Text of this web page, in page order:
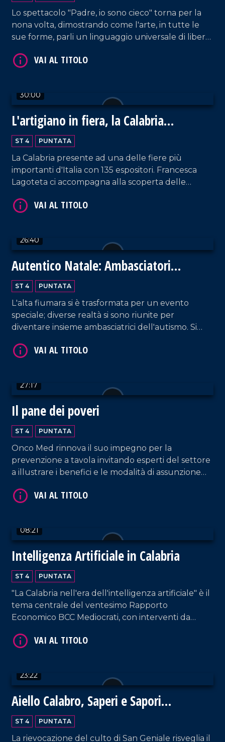
Lo spettacolo "Padre, io sono cieco" torna per la
nona volta, dimostrando come l'arte, in tutte le
sue forme, parli un linguaggio universale di libertà
30:00
L'artigiano in fiera, la Calabria
protagonista a Milano
ST 4 PUNTATA
La Calabria presente ad una delle fiere più
importanti d'Italia con 135 espositori. Francesca
Lagoteta ci accompagna alla scoperta delle
primario e secondario del territorio, tra gli ospiti
passato e futuro che ha uno sguardo rivolto verso
il progresso.
26:40
Autentico Natale: Ambasciatori
dell'Autismo
ST 4 PUNTATA
L'alta fiumara si è trasformata per un evento
speciale; diverse realtà si sono riunite per
diventare insieme ambasciatrici dell'autismo. Si
voce ad ogni bisbiglio.
VAI AL TITOLO
27:17
Il pane dei poveri
ST 4 PUNTATA
Onco Med rinnova il suo impegno per la
prevenzione a tavola invitando esperti del settore
a illustrare i benefici e le modalità di assunzione
VAI AL TITOLO
08:21
Intelligenza Artificiale in Calabria
ST 4 PUNTATA
"La Calabria nell'era dell'intelligenza artificiale" è il
tema centrale del ventesimo Rapporto
Economico BCC Mediocrati, con interventi da
svantaggi delle nuove tecnologie.
VAI AL TITOLO
23:22
Aiello Calabro, Saperi e Sapori
d'Autunno 2024: un viaggio tra storia,
tradizioni e fede
ST 4 PUNTATA
La rievocazione del culto di San Geniale risveglia il
VAI AL TITOLO
VAI AL TITOLO
VAI AL TITOLO